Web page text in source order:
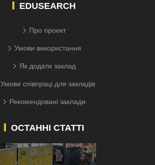
EDUSEARCH
Про проект
Умови використання
Як додати заклад
Умови співпраці для закладів
Рекомендовані заклади
ОСТАННІ СТАТТІ